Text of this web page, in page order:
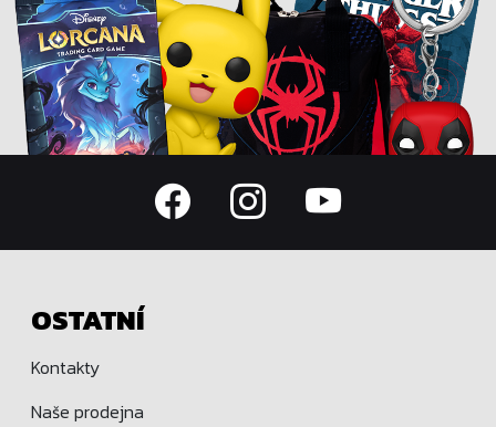
OSTATNÍ
Kontakty
Naše prodejna